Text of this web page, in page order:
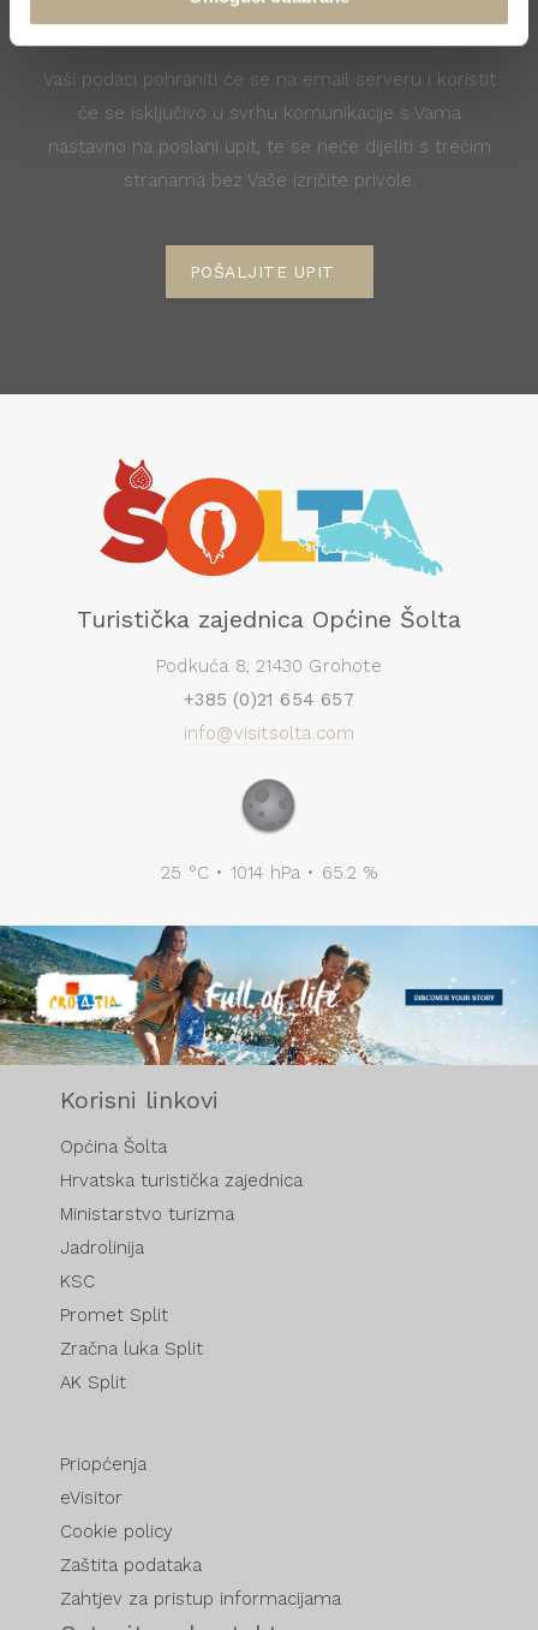
Vaši podaci pohraniti će se na email serveru i koristit
će se isključivo u svrhu komunikacije s Vama
nastavno na poslani upit, te se neće dijeliti s trećim
stranama bez Vaše izričite privole.
POŠALJITE UPIT
Turistička zajednica Općine Šolta
Podkuća 8, 21430 Grohote
+385 (0)21 654 657
info@visitsolta.com
25 °C • 1014 hPa • 65.2 %
Korisni linkovi
Općina Šolta
Hrvatska turistička zajednica
Ministarstvo turizma
Jadrolinija
KSC
Promet Split
Zračna luka Split
AK Split
Priopćenja
eVisitor
Cookie policy
Zaštita podataka
Zahtjev za pristup informacijama